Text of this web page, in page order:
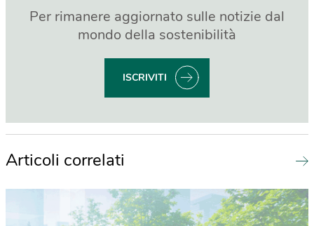
Per rimanere aggiornato sulle notizie dal
mondo della sostenibilità
ISCRIVITI
Articoli correlati